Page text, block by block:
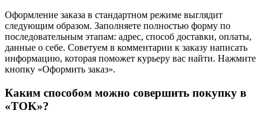
Оформление заказа в стандартном режиме выглядит
следующим образом. Заполняете полностью форму по
последовательным этапам: адрес, способ доставки, оплаты,
данные о себе. Советуем в комментарии к заказу написать
информацию, которая поможет курьеру вас найти. Нажмите
кнопку «Оформить заказ».
Каким способом можно совершить покупку в
«TOK»?